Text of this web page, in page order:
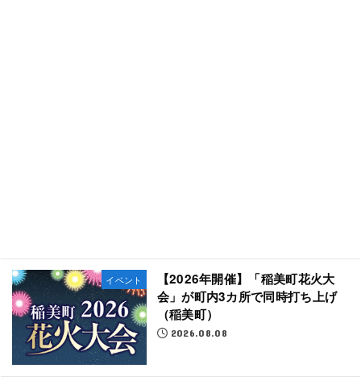
イベント
【2026年開催】「稲美町花火大
会」が町内3カ所で同時打ち上げ
（稲美町）
2026.08.08